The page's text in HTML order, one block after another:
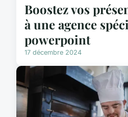
Boostez vos
à une agence
powerpoint
17 décembre 2024